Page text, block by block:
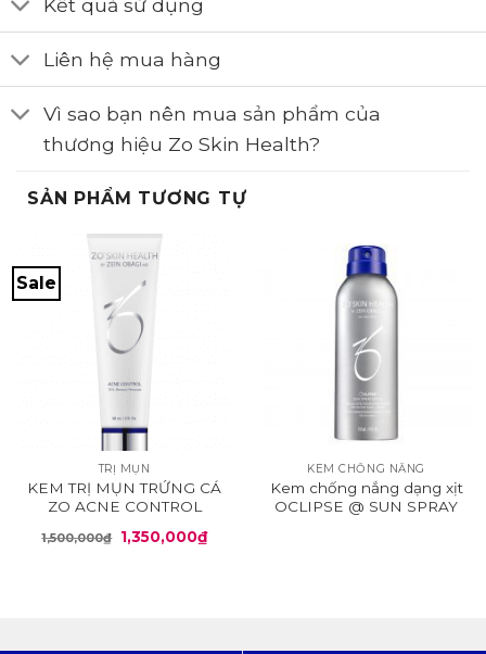
Liên hệ mua hàng
Vì sao bạn nên mua sản phẩm của
thương hiệu Zo Skin Health?
SẢN PHẨM TƯƠNG TỰ
Sale
TRỊ MỤN
KEM TRỊ MỤN TRỨNG CÁ
ZO ACNE CONTROL
1,500,000₫
Giá
gốc
1,350,000₫Giá
hiện
KEM CHỐNG NẮNG
Kem chống nắng dạng xịt
OCLIPSE @ SUN SPRAY